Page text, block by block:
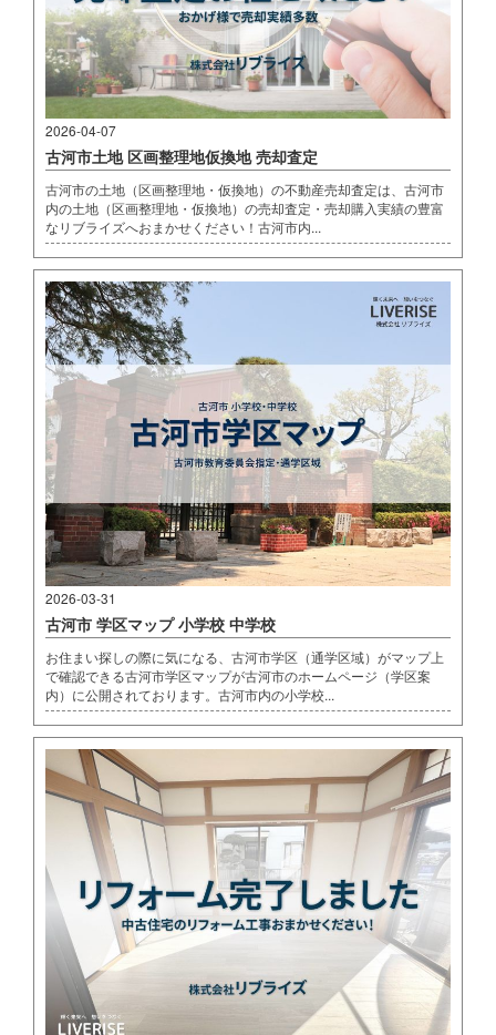
2026-04-07
古河市土地 区画整理地仮換地 売却査定
古河市の土地（区画整理地・仮換地）の不動産売却査定は、古河市
内の土地（区画整理地・仮換地）の売却査定・売却購入実績の豊富
なリブライズへおまかせください！古河市内...
2026-03-31
古河市 学区マップ 小学校 中学校
お住まい探しの際に気になる、古河市学区（通学区域）がマップ上
で確認できる古河市学区マップが古河市のホームページ（学区案
内）に公開されております。古河市内の小学校...